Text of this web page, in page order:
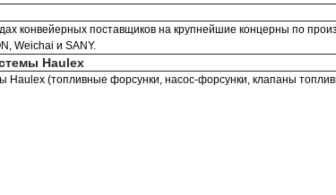
конвейерных поставщиков на крупнейшие концерны по
Weichai и SANY.
Haulex
Haulex (топливные форсунки, насос-форсунки, клапаны